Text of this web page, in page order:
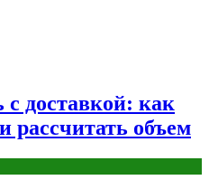
доставкой: как
объем